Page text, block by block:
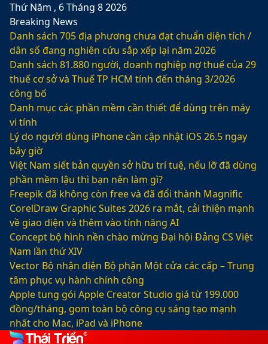
Thứ Năm , 6 Tháng 8 2026
Breaking News
Danh sách 705 địa phương chưa đạt chuẩn diện tích /
dân số đang nghiên cứu sắp xếp lại năm 2026
Danh sách 81.880‬ người, doanh nghiệp nợ thuế của 29
thuế cơ sở và Thuế TP HCM tính đến tháng 3/2026
công bố
Danh mục các phần mềm cần thiết để dùng trên máy
vi tính
Lý do người dùng iPhone cần cập nhật iOS 26.5 ngay
bây giờ
Việt Nam siết bản quyền sở hữu trí tuệ, nếu lỡ đã dùng
phần mềm lậu thì bạn nên làm gì?
Freepik đã không còn free và đã đổi thành Magnific
CorelDraw Graphic Suites 2026 ra mắt, cải thiện mạnh
về giao diện và thêm vào tính năng AI
Concept bộ hình nền chào mừng Đại hội Đảng CS Việt
Nam lần thứ XIV
Vector Bộ nhận diện Bộ phận Một cửa các cấp – Trung
tâm phục vụ hành chính công
Apple tung gói Apple Creator Studio giá từ 199.000
đồng/tháng, gom toàn bộ công cụ sáng tạo mạnh
nhất cho Mac, iPad và iPhone
Facebook
X
LinkedIn
YouTube
Google
Sidebar
Switch